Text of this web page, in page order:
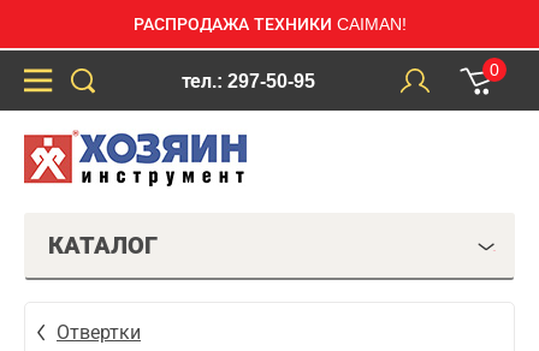
РАСПРОДАЖА ТЕХНИКИ CAIMAN!
тел.: 297-50-95
0
КАТАЛОГ
Отвертки